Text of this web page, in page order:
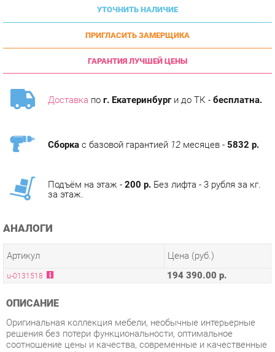
ПРИГЛАСИТЬ ЗАМЕРЩИКА
ГАРАНТИЯ ЛУЧШЕЙ ЦЕНЫ
Доставкапог. Екатеринбурги до ТК -бесплатна.
АНАЛОГИ
Артикул
u-0131518 194 390.00 р.
ОПИСАНИЕ
решения без потери функциональности, оптимальное
соотношение цены и качества, современные и качественные
материалы, удобная эргономика основные преимущества
серии Salute от мебельной фабрики Pointex. Коллекция
создана с учетом основных требований к мебели для зоны